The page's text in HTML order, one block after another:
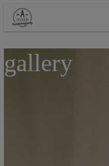
gallery